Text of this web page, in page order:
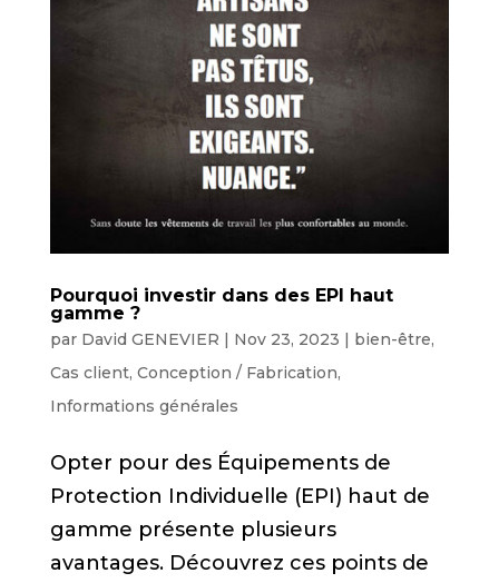
Pourquoi investir dans des EPI haut
gamme ?
par David GENEVIER | Nov 23, 2023 | bien-être,
Cas client, Conception / Fabrication,
Informations générales
Opter pour des Équipements de
Protection Individuelle (EPI) haut de
gamme présente plusieurs
avantages. Découvrez ces points de